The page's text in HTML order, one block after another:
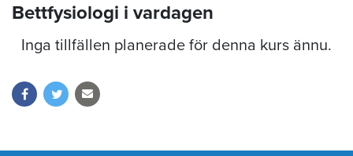
Bettfysiologi i vardagen
Inga tillfällen planerade för denna kurs ännu.